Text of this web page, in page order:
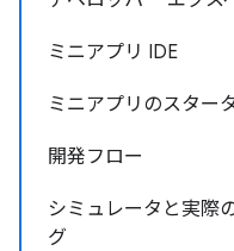
ミニアプリ IDE
ミニアプリのスター
開発フロー
シミュレータと実際
グ